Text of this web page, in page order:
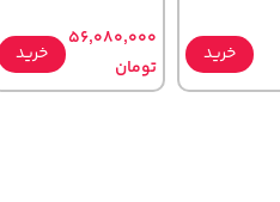
خرید
56,080,000
تومان
خرید